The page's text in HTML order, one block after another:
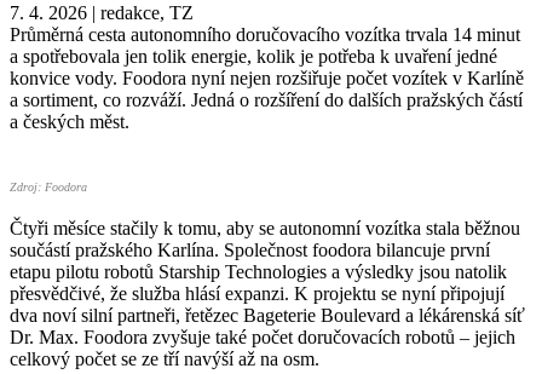
7. 4. 2026 | redakce, TZ
Průměrná cesta autonomního doručovacího vozítka trvala 14 minut
a spotřebovala jen tolik energie, kolik je potřeba k uvaření jedné
konvice vody. Foodora nyní nejen rozšiřuje počet vozítek v Karlíně
a sortiment, co rozváží. Jedná o rozšíření do dalších pražských částí
a českých měst.
Zdroj: Foodora
Čtyři měsíce stačily k tomu, aby se autonomní vozítka stala běžnou
součástí pražského Karlína. Společnost foodora bilancuje první
etapu pilotu robotů Starship Technologies a výsledky jsou natolik
přesvědčivé, že služba hlásí expanzi. K projektu se nyní připojují
dva noví silní partneři, řetězec Bageterie Boulevard a lékárenská síť
Dr. Max. Foodora zvyšuje také počet doručovacích robotů – jejich
celkový počet se ze tří navýší až na osm.